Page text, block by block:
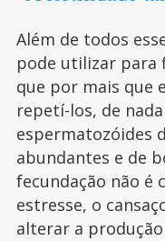
Além de todos
pode utilizar para
que por mais que
repetí-los, de
espermatozóides
abundantes e de
fecundação não é
estresse, o
alterar a